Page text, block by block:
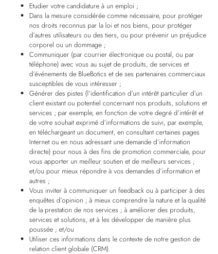
Etudier votre candidature à un emploi ;
Dans la mesure considérée comme nécessaire, pour protéger
nos droits reconnus par la loi et nos biens, pour protéger
d’autres utilisateurs ou des tiers, ou pour prévenir un préjudice
corporel ou un dommage ;
Communiquer (par courrier électronique ou postal, ou par
téléphone) avec vous au sujet de produits, de services et
d’événements de BlueBotics et de ses partenaires commerciaux
susceptibles de vous intéresser ;
Générer des pistes (l’identification d’un intérêt particulier d’un
client existant ou potentiel concernant nos produits, solutions et
services ; par exemple, en fonction de votre degré d’intérêt et
de votre souhait exprimé d’informations de suivi, par exemple,
en téléchargeant un document, en consultant certaines pages
Internet ou en nous adressant une demande d’information
directe) pour nous à des fins de promotion commerciale, pour
vous apporter un meilleur soutien et de meilleurs services ;
et/ou pour mieux répondre à vos demandes d’information et
autres ;
Vous inviter à communiquer un feedback ou à participer à des
enquêtes d’opinion ; à mieux comprendre la nature et la qualité
de la prestation de nos services ; à améliorer des produits,
services et solutions, et à les développer de manière plus
poussée ; et/ou
Utiliser ces informations dans le contexte de notre gestion de
relation client globale (CRM).